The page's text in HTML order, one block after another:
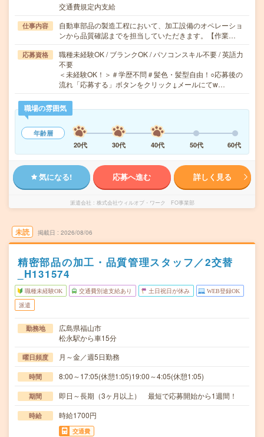
交通費規定内支給
仕事内容
自動車部品の製造工程において、加工設備のオペレーショ
ンから品質確認までを担当していただきます。【作業…
応募資格
職種未経験OK / ブランクOK / パソコンスキル不要 / 英語力
不要
＜未経験OK！＞＃学歴不問＃髪色・髪型自由！○応募後の
流れ「応募する」ボタンをクリック↓メールにてw…
職場の雰囲気
年齢層
20代
30代 40代 50代 60代
気になる! 応募へ進む 詳しく見る
派遣会社 株式会社ウィルオブ・ワーク FO事業部
未読 掲載日 2026/08/06
精密部品の加工・品質管理スタッフ／2交替
_H131574
職種未経験OK 交通費別途支給あり 土日祝日が休み WEB登録OK
派遣
勤務地
広島県福山市
松永駅から車15分
曜日頻度 月～金／週5日勤務
時間 8:00～17:05(休憩1:05)19:00～4:05(休憩1:05)
期間 即日～長期（3ヶ月以上） 最短で応募開始から1週間！
時給 時給1700円
交通費